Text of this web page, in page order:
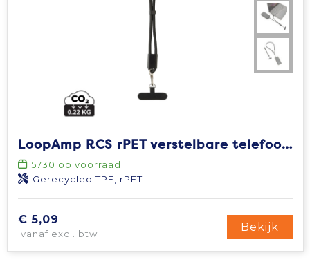
LoopAmp RCS rPET verstelbare telefoonarmband 60W kabel
5730 op voorraad
Gerecycled TPE, rPET
€ 5,09
vanaf excl. btw
Bekijk